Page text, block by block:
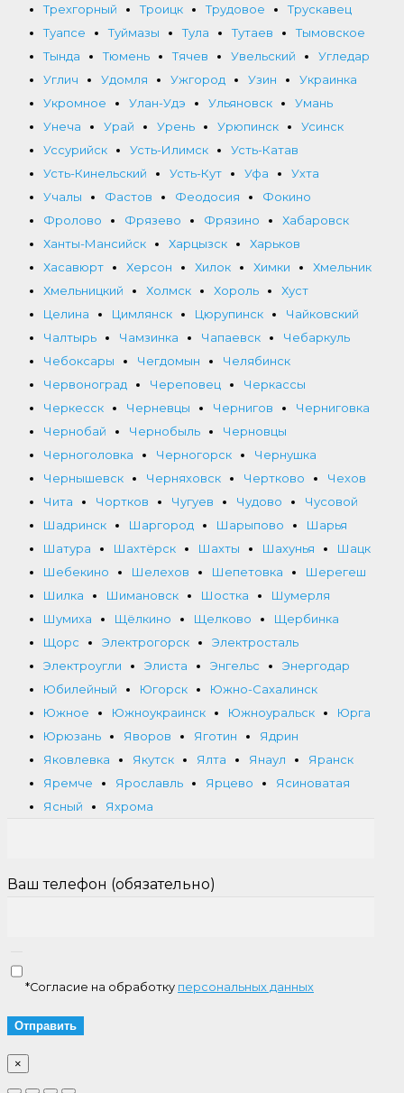
Трехгорный
Троицк Трудовое
Трускавец
Туапсе
Туймазы Тула Тутаев
Тымовское
Тында
Тюмень Тячев Увельский
Угледар
Углич
Удомля Ужгород Узин
Украинка
Укромное
Улан-Удэ Ульяновск
Умань
Унеча
Урай Урень Урюпинск
Усинск
Уссурийск
Усть-Илимск
Усть-Катав
Усть-Кинельский
Усть-Кут Уфа
Ухта
Учалы
Фастов Феодосия
Фокино
Фролово
Фрязево Фрязино
Хабаровск
Ханты-Мансийск
Харцызск
Харьков
Хасавюрт
Херсон Хилок Химки
Хмельник
Хмельницкий
Холмск Хороль
Хуст
Целина
Цимлянск Цюрупинск
Чайковский
Чалтырь
Чамзинка Чапаевск
Чебаркуль
Чебоксары
Чегдомын
Челябинск
Червоноград
Череповец
Черкассы
Черкесск
Черневцы Чернигов
Черниговка
Чернобай
Чернобыль
Черновцы
Черноголовка
Черногорск
Чернушка
Чернышевск
Черняховск Чертково
Чехов
Чита
Чортков Чугуев Чудово
Чусовой
Шадринск
Шаргород Шарыпово
Шарья
Шатура
Шахтёрск Шахты Шахунья
Шацк
Шебекино
Шелехов Шепетовка
Шерегеш
Шилка
Шимановск Шостка
Шумерля
Шумиха
Щёлкино Щелково
Щербинка
Щорс
Электрогорск
Электросталь
Электроугли
Элиста Энгельс
Энергодар
Юбилейный
Югорск
Южно-Сахалинск
Южное
Южноукраинск Южноуральск
Юрга
Юрюзань
Яворов Яготин
Ядрин
Яковлевка
Якутск Ялта Янаул
Яранск
Яремче
Ярославль Ярцево
Ясиноватая
Ясный
Яхрома
Ваш телефон (обязательно)
*Согласие на обработку персональных данных
×